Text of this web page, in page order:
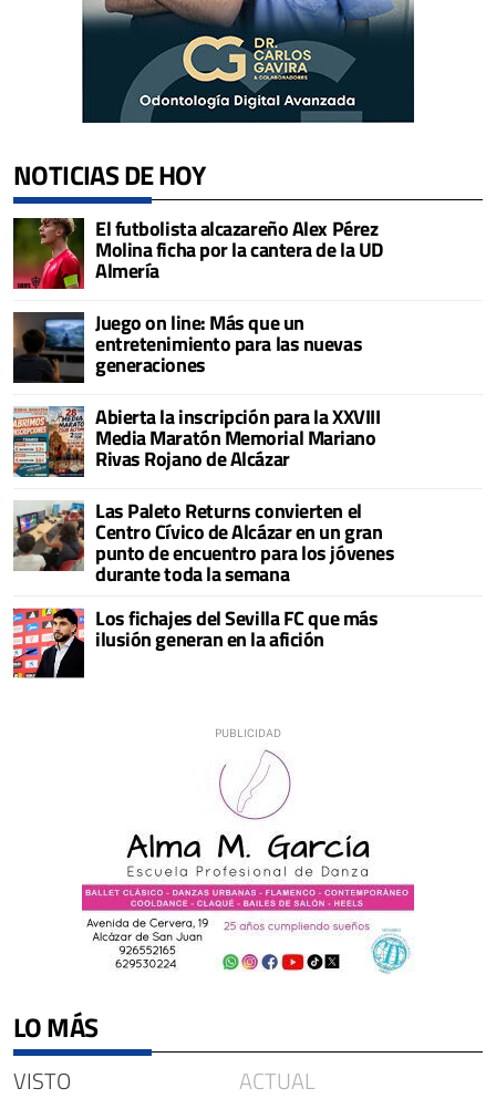
NOTICIAS DE HOY
El futbolista alcazareño Alex Pérez
Molina ficha por la cantera de la UD
Almería
Juego on line: Más que un
entretenimiento para las nuevas
generaciones
Abierta la inscripción para la XXVIII
Media Maratón Memorial Mariano
Rivas Rojano de Alcázar
Las Paleto Returns convierten el
Centro Cívico de Alcázar en un gran
punto de encuentro para los jóvenes
durante toda la semana
Los fichajes del Sevilla FC que más
ilusión generan en la afición
LO MÁS
VISTO ACTUAL